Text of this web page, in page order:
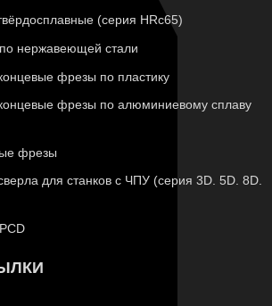
(серия HRc65)
нержавеющей стали
фрезы по пластику
фрезы по алюминиевому сплаву
фрезы
для станков с ЧПУ (серия 3D. 5D. 8D.